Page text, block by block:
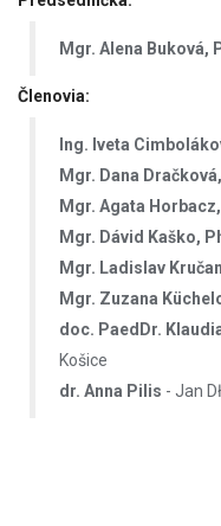
Mgr. Alena Buková,
Členovia:
Ing. Iveta
Mgr. Dana
Mgr. Agata
Mgr. Dávid Kaško,
Mgr. Ladislav
Mgr. Zuzana
doc. PaedDr.
Košice
dr. Anna Pilis - Jan